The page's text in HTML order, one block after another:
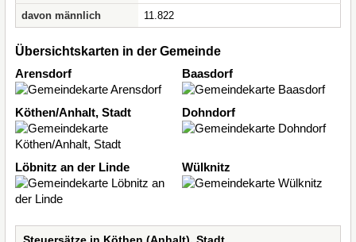
davon männlich
11.822
Übersichtskarten in der Gemeinde
Arensdorf
Baasdorf
Köthen/Anhalt, Stadt Dohndorf
Löbnitz an der Linde Wülknitz